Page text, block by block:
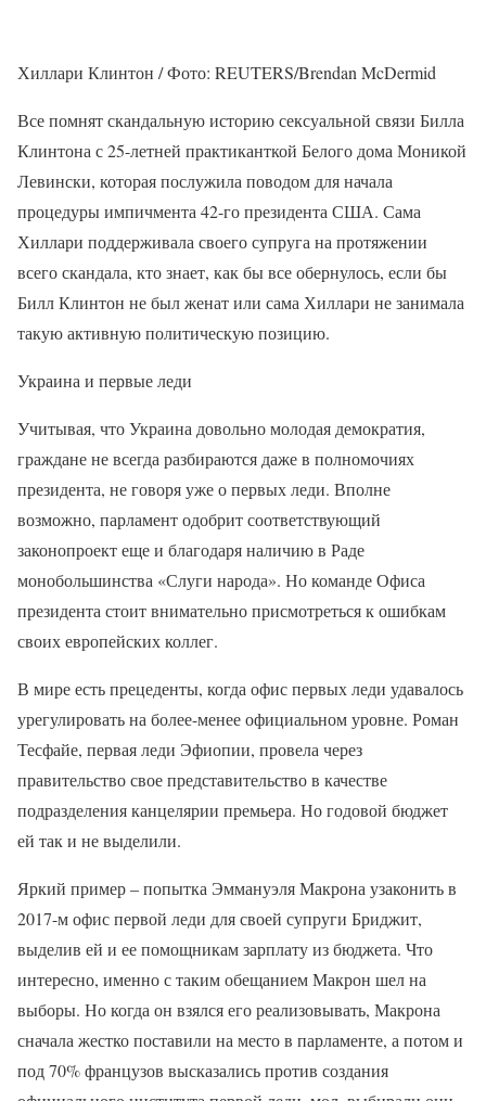
Хиллари Клинтон / Фото: REUTERS/Brendan McDermid
Все помнят скандальную историю сексуальной связи Билла
Клинтона с 25-летней практиканткой Белого дома Моникой
Левински, которая послужила поводом для начала
процедуры импичмента 42-го президента США. Сама
Хиллари поддерживала своего супруга на протяжении
всего скандала, кто знает, как бы все обернулось, если бы
Билл Клинтон не был женат или сама Хиллари не занимала
такую активную политическую позицию.
Украина и первые леди
Учитывая, что Украина довольно молодая демократия,
граждане не всегда разбираются даже в полномочиях
президента, не говоря уже о первых леди. Вполне
возможно, парламент одобрит соответствующий
законопроект еще и благодаря наличию в Раде
монобольшинства «Слуги народа». Но команде Офиса
президента стоит внимательно присмотреться к ошибкам
своих европейских коллег.
В мире есть прецеденты, когда офис первых леди удавалось
урегулировать на более-менее официальном уровне. Роман
Тесфайе, первая леди Эфиопии, провела через
правительство свое представительство в качестве
подразделения канцелярии премьера. Но годовой бюджет
ей так и не выделили.
Яркий пример – попытка Эммануэля Макрона узаконить в
2017-м офис первой леди для своей супруги Бриджит,
выделив ей и ее помощникам зарплату из бюджета. Что
интересно, именно с таким обещанием Макрон шел на
выборы. Но когда он взялся его реализовывать, Макрона
сначала жестко поставили на место в парламенте, а потом и
под 70% французов высказались против создания